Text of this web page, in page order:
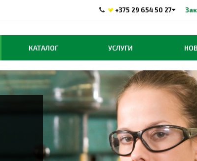
+375 29 654 50 27
КАТАЛОГ УСЛУГИ